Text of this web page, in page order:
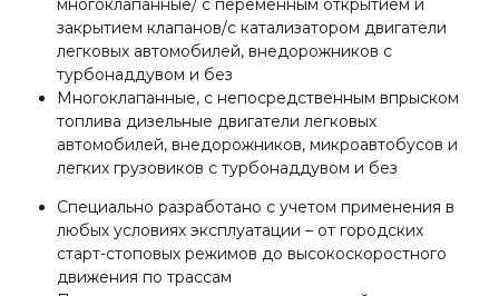
многоклапанные/ с переменным открытием и
закрытием клапанов/с катализатором двигатели
легковых автомобилей, внедорожников с
турбонаддувом и без
Многоклапанные, с непосредственным впрыском
топлива дизельные двигатели легковых
автомобилей, внедорожников, микроавтобусов и
легких грузовиков с турбонаддувом и без
Специально разработано с учетом применения в
любых условиях эксплуатации – от городских
старт-стоповых режимов до высокоскоростного
движения по трассам